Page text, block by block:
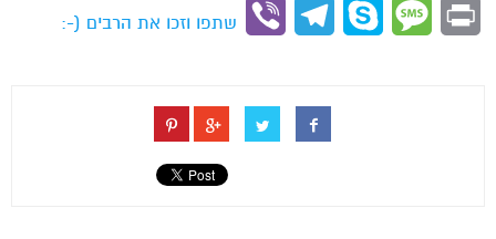
Print
Message
Skype
Telegram
Viber
שתפו וזכו את הרבים (-: